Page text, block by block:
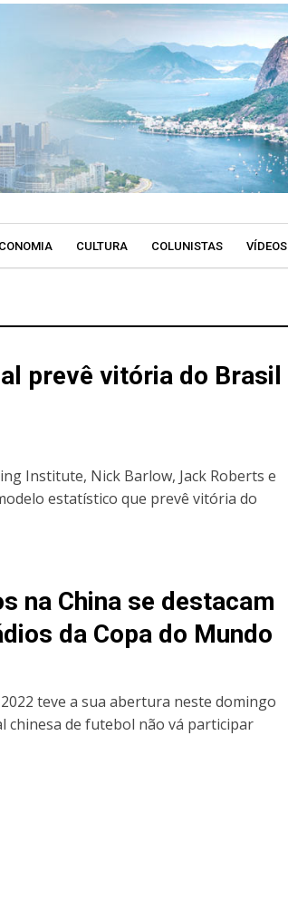
CULTURA COLUNISTAS VÍDEOS
prevê vitória do Brasil
Institute, Nick Barlow, Jack Roberts e
estatístico que prevê vitória do
na China se destacam
da Copa do Mundo
teve a sua abertura neste domingo
chinesa de futebol não vá participar